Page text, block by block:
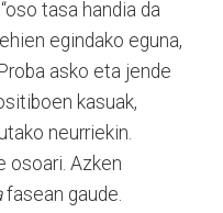
tasa handia da
egindako eguna,
asko eta jende
kasuak,
neurriekin.
osoari. Azken
fasean gaude.